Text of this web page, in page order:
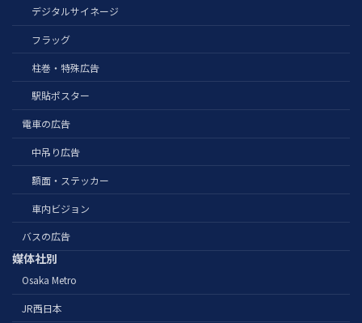
デジタルサイネージ
フラッグ
柱巻・特殊広告
駅貼ポスター
電車の広告
中吊り広告
額面・ステッカー
車内ビジョン
バスの広告
媒体社別
Osaka Metro
JR西日本